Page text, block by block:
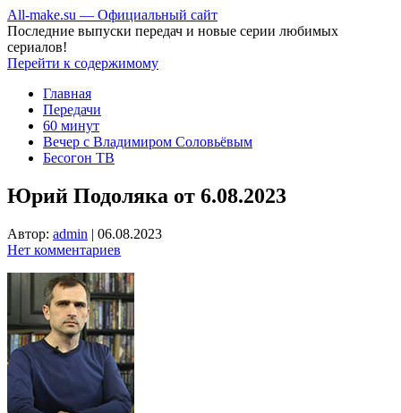
All-make.su — Официальный сайт
Последние выпуски передач и новые серии любимых
сериалов!
Перейти к содержимому
Главная
Передачи
60 минут
Вечер с Владимиром Соловьёвым
Бесогон ТВ
Юрий Подоляка от 6.08.2023
Автор: admin | 06.08.2023
Нет комментариев